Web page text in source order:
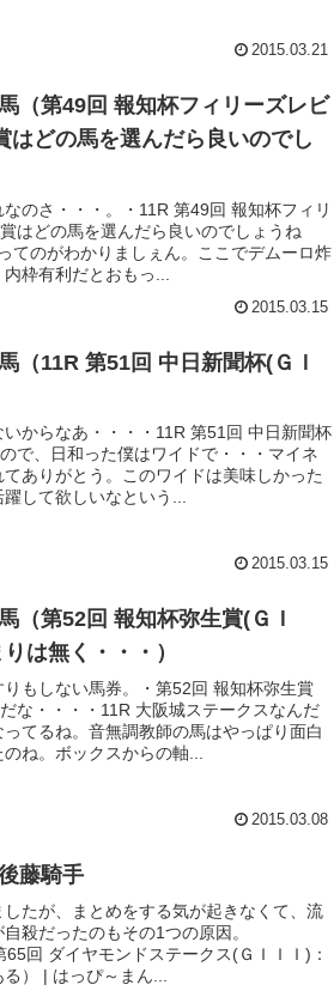
2015.03.21
（第49回 報知杯フィリーズレビ
はどの馬を選んだら良いのでし
のさ・・・。・11R 第49回 報知杯フィリ
はどの馬を選んだら良いのでしょうね
てのがわかりましぇん。ここでデムーロ炸
枠有利だとおもっ...
2015.03.15
（11R 第51回 中日新聞杯(ＧＩ
からなあ・・・・11R 第51回 中日新聞杯
で、日和った僕はワイドで・・・マイネ
ありがとう。このワイドは美味しかった
して欲しいなという...
2015.03.15
（第52回 報知杯弥生賞(ＧＩ
は無く・・・）
もしない馬券。・第52回 報知杯弥生賞
な・・・・11R 大阪城ステークスなんだ
てるね。音無調教師の馬はやっぱり面白
ね。ボックスからの軸...
2015.03.08
藤騎手
たが、まとめをする気が起きなくて、流
殺だったのもその1つの原因。
回 ダイヤモンドステークス(ＧＩＩＩ)：
） | はっぴ～まん...